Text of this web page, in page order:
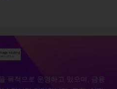
목적으로 운영하고 있으며, 금융